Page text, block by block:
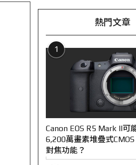
熱門文章
1
Canon EOS R5 Mark II可
6,200萬畫素堆疊式
對焦功能？